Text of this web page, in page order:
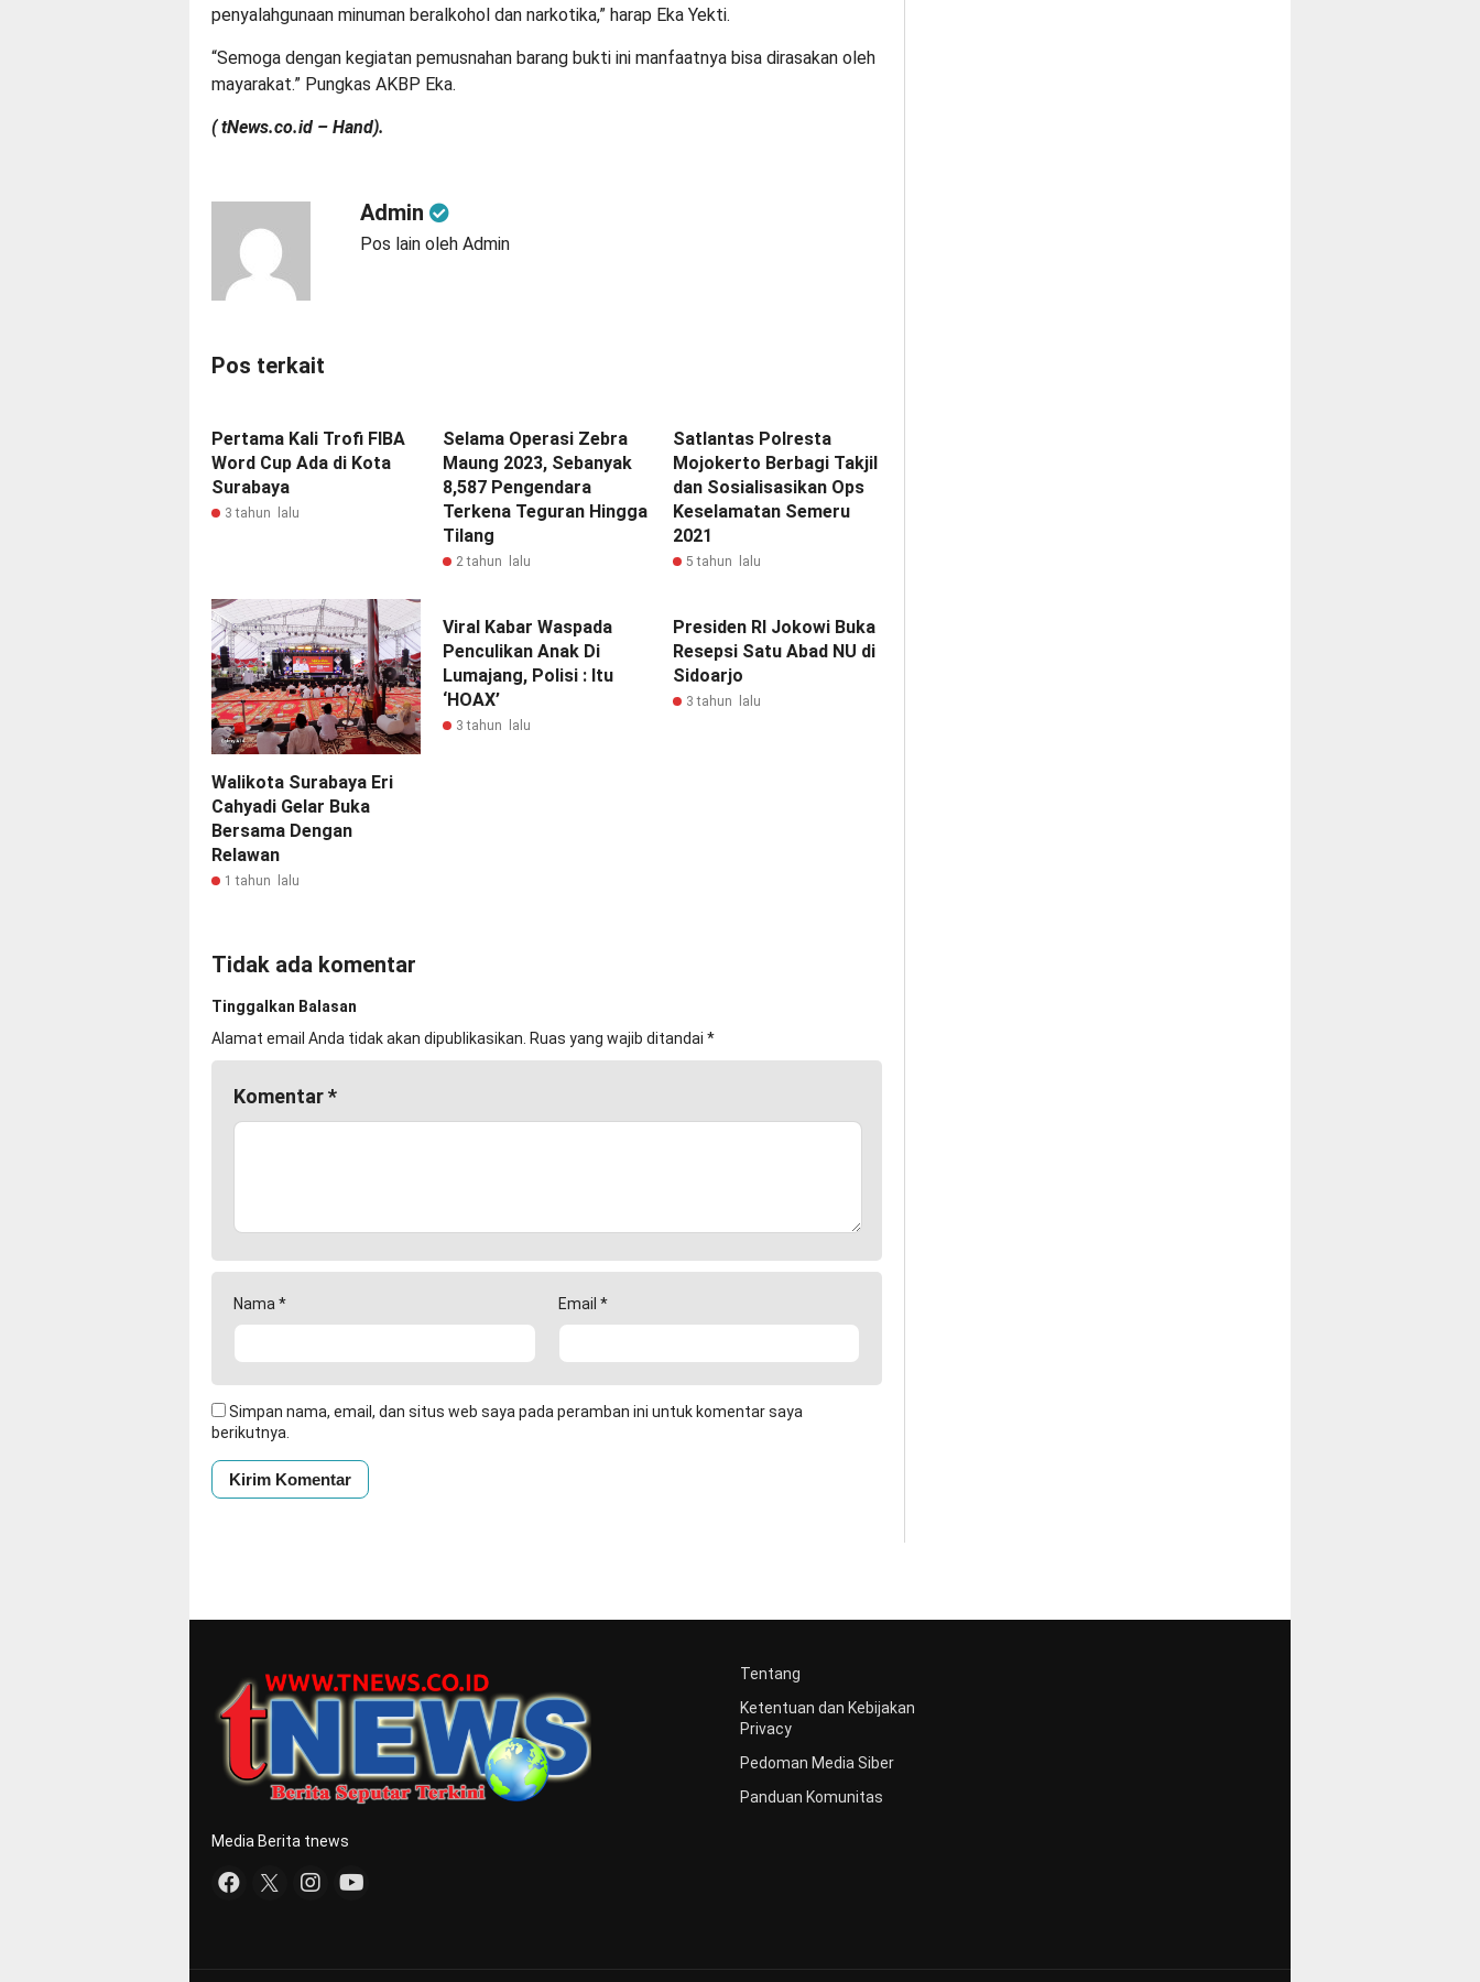
penyalahgunaan minuman beralkohol dan narkotika,” harap Eka Yekti.
“Semoga dengan kegiatan pemusnahan barang bukti ini manfaatnya bisa dirasakan oleh
mayarakat.” Pungkas AKBP Eka.
( tNews.co.id – Hand).
Admin
Pos lain oleh Admin
Pos terkait
Pertama Kali Trofi FIBA
Word Cup Ada di Kota
Surabaya
3 tahun lalu
Selama Operasi Zebra
Maung 2023, Sebanyak
8,587 Pengendara
Terkena Teguran Hingga
Tilang
2 tahun lalu
Satlantas Polresta
Mojokerto Berbagi Takjil
dan Sosialisasikan Ops
Keselamatan Semeru
2021
5 tahun lalu
Walikota Surabaya Eri
Cahyadi Gelar Buka
Bersama Dengan
Relawan
1 tahun lalu
Viral Kabar Waspada
Penculikan Anak Di
Lumajang, Polisi : Itu
‘HOAX’
3 tahun lalu
Presiden RI Jokowi Buka
Resepsi Satu Abad NU di
Sidoarjo
3 tahun lalu
Tidak ada komentar
Tinggalkan Balasan
Alamat email Anda tidak akan dipublikasikan. Ruas yang wajib ditandai *
Komentar*
Nama * Email *
Simpan nama, email, dan situs web saya pada peramban ini untuk komentar saya
berikutnya.
Tentang
Ketentuan dan Kebijakan
Privacy
Pedoman Media Siber
Panduan Komunitas
Media Berita tnews